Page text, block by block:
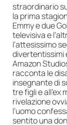
straordinario
la prima
Emmy e due
televisiva e
l’attesissimo
divertentissimi
Amazon
racconta le
insegnante di
tre figli e all’ex
rivelazione
l’uomo
sentito una